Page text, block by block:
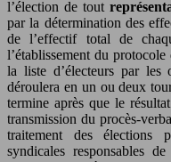
l’élection de tout
par la détermination des
de l’effectif total de
l’établissement du
la liste d’électeurs par les
déroulera en un ou deux
termine après que le
transmission du procès-
traitement des élections
syndicales responsables